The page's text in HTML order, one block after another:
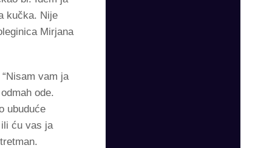
kučka. Nije
Mirjana
vam ja
ode.
ubuduće
ću vas ja